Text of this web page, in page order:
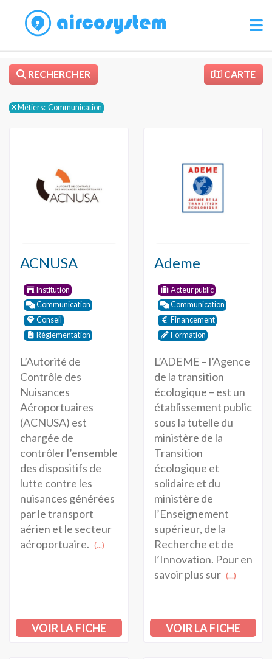
RECHERCHER CARTE
Métiers: Communication
ACNUSA
Institution
Communication
Conseil
Réglementation
L’Autorité de
Contrôle des
Nuisances
Aéroportuaires
(ACNUSA) est
chargée de
contrôler l’ensemble
des dispositifs de
lutte contre les
nuisances générées
par le transport
aérien et le secteur
aéroportuaire. (...)
VOIR LA FICHE
Ademe
Acteur public
Communication
Financement
Formation
L’ADEME – l’Agence
de la transition
écologique – est un
établissement public
sous la tutelle du
ministère de la
Transition
écologique et
solidaire et du
ministère de
l’Enseignement
supérieur, de la
Recherche et de
l’Innovation. Pour en
savoir plus sur (...)
VOIR LA FICHE